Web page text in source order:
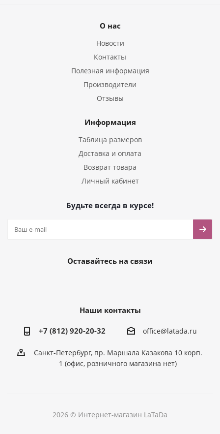
О нас
Новости
Контакты
Полезная информация
Производители
Отзывы
Информация
Таблица размеров
Доставка и оплата
Возврат товара
Личный кабинет
Будьте всегда в курсе!
Оставайтесь на связи
Наши контакты
+7 (812) 920-20-32 office@latada.ru
Санкт-Петербург, пр. Маршала Казакова 10 корп.
1 (офис, розничного магазина нет)
2026 © Интернет-магазин LaTaDa